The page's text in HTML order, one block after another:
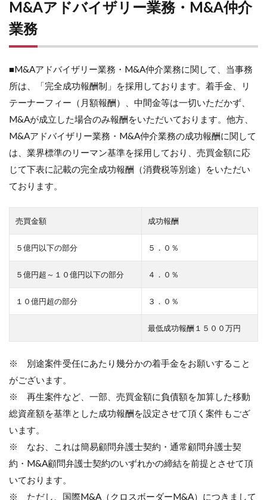
M&Aアドバイザリー業務・M&A仲介
業務
■M&Aアドバイザリー業務・M&A仲介業務に関して、当事務
所は、「完全成功報酬制」を採用しております。着手金、リ
テーナーフィー（月額報酬）、中間金等は一切いただかず、
M&Aが成立した場合のみ報酬をいただいております。他方、
M&Aアドバイザリー業務・M&A仲介業務の成功報酬に関して
は、業界標準のリーマン基準を採用しており、売買金額に応
じて下表に記載の完全成功報酬（消費税等別途）をいただい
ております。
売買金額 成功報酬
５億円以下の部分 ５．０％
５億円超～１０億円以下の部分 ４．０％
１０億円超の部分 ３．０％
最低成功報酬１５００万円
※ 別途案件受任にあたり幾分かの着手金をお願いすること
がございます。
※ 再生案件など、一部、売買金額に負債額を加算した移動
総資産額を基準とした成功報酬を設定させて頂く案件もござ
います。
※ なお、これは簡易顧問弁護士契約・通常顧問弁護士契
約・M&A顧問弁護士契約のいずれかの締結を前提とさせて頂
いております。
※ ただし、国際M&A（クロスボーダーM&A）につきまして